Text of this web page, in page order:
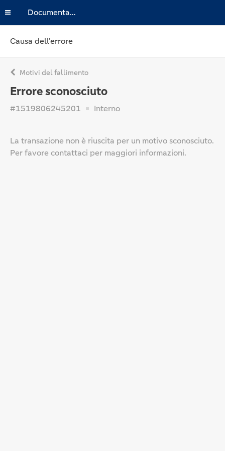
Documentazione
Causa dell’errore
Motivi del fallimento
Errore sconosciuto
#1519806245201 Interno
La transazione non è riuscita per un motivo sconosciuto.
Per favore contattaci per maggiori informazioni.